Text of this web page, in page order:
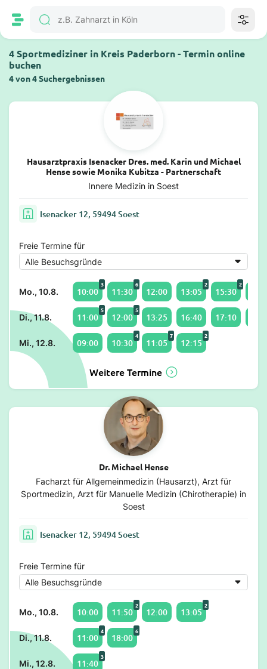
4 Sportmediziner in Kreis Paderborn - Termin online
buchen
4 von 4 Suchergebnissen
Hausarztpraxis Isenacker Dres. med. Karin und Michael
Hense sowie Monika Kubitza - Partnerschaft
Innere Medizin in Soest
Isenacker 12, 59494 Soest
Freie Termine für
Mo., 10.8. 10:00
3
11:30
6
12:00 13:05
2
15:30
2
Di., 11.8. 11:00
5
12:00
5
13:25 16:40 17:10
Mi., 12.8. 09:00 10:30
4
11:05
7
12:15
2
Weitere Termine
Dr. Michael Hense
Facharzt für Allgemeinmedizin (Hausarzt), Arzt für
Sportmedizin, Arzt für Manuelle Medizin (Chirotherapie) in
Soest
Isenacker 12, 59494 Soest
Freie Termine für
Mo., 10.8. 10:00 11:50
2
12:00 13:05
2
Di., 11.8. 11:00
4
18:00
6
Mi., 12.8. 11:40
3